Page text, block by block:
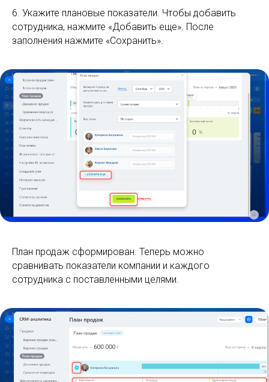
6. Укажите плановые показатели. Чтобы добавить
сотрудника, нажмите «Добавить еще». После
заполнения нажмите «Сохранить».
План продаж сформирован. Теперь можно
сравнивать показатели компании и каждого
сотрудника с поставленными целями.